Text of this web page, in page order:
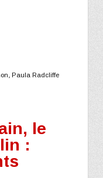
Paula Radcliffe
le
: